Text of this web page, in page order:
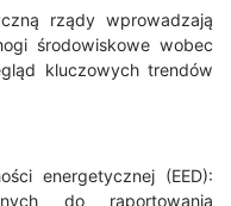
rządy wprowadzają
środowiskowe wobec
kluczowych trendów
energetycznej (EED):
do raportowania